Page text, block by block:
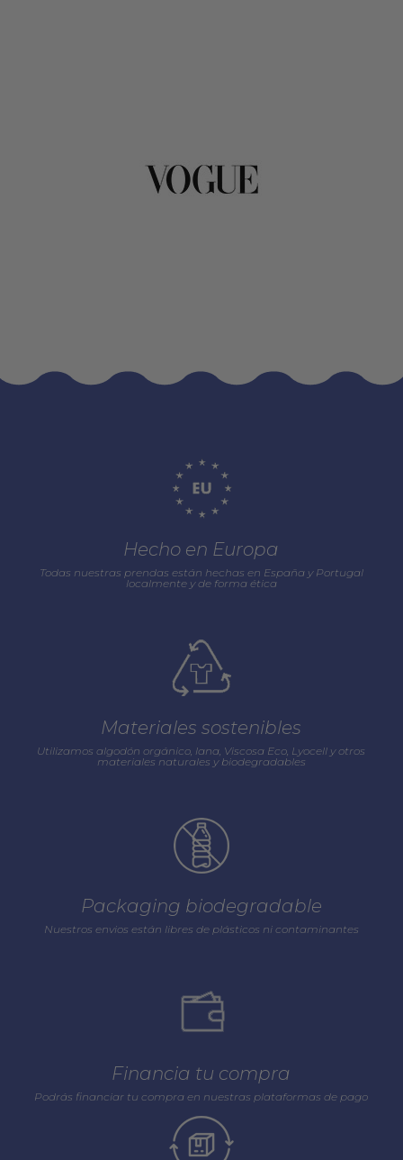
Hecho en Europa
Todas nuestras prendas están hechas en España y Portugal
localmente y de forma ética
Materiales sostenibles
Utilizamos algodón orgánico, lana, Viscosa Eco, Lyocell y otros
materiales naturales y biodegradables
Packaging biodegradable
Nuestros envios están libres de plásticos ni contaminantes
Financia tu compra
Podrás financiar tu compra en nuestras plataformas de pago